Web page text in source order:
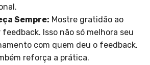
Sempre: Mostre gratidão ao
feedback. Isso não só melhora seu
com quem deu o feedback,
reforça a prática.